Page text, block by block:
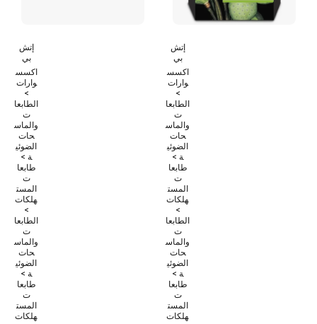
إتش
بي
اكسس
وارات
>
الطابعا
ت
والماس
حات
الضوئي
ة >
طابعا
ت
المست
هلكات
>
الطابعا
ت
والماس
حات
الضوئي
ة >
طابعا
ت
المست
هلكات
إتش
بي
اكسس
وارات
>
الطابعا
ت
والماس
حات
الضوئي
ة >
طابعا
ت
المست
هلكات
>
الطابعا
ت
والماس
حات
الضوئي
ة >
طابعا
ت
المست
هلكات